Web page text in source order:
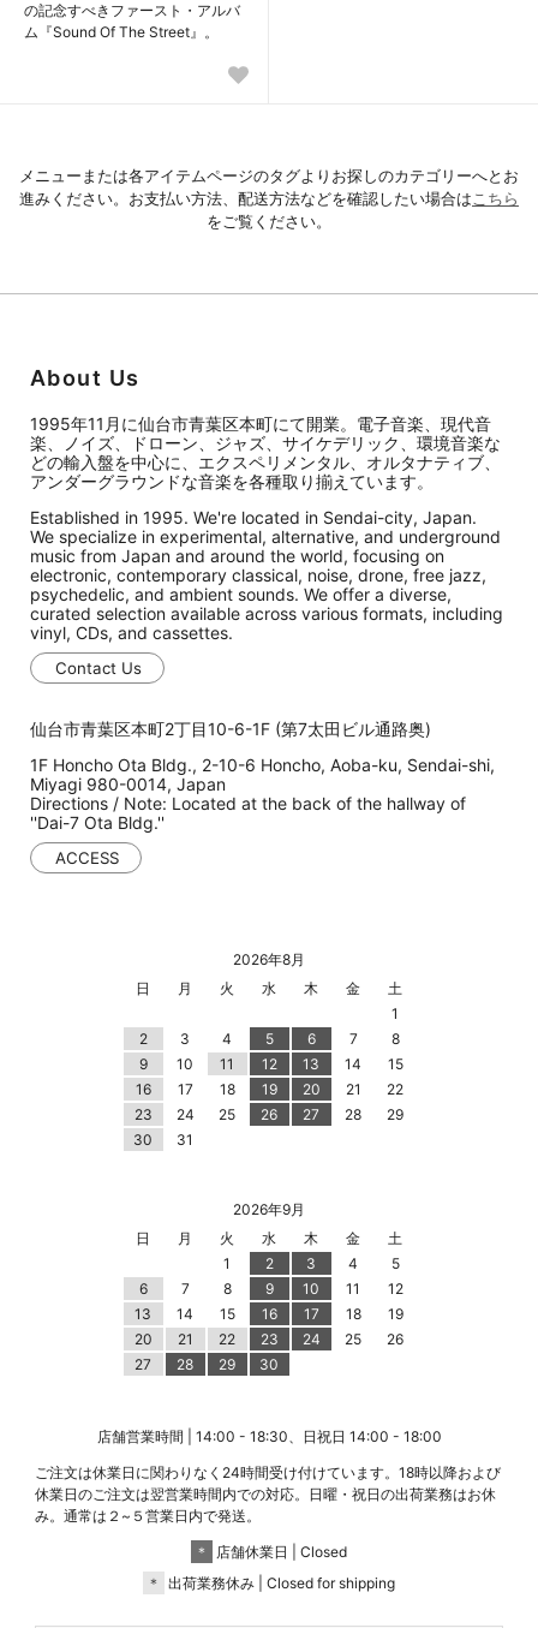
の記念すべきファースト・アルバ
ム『Sound Of The Street』。
メニューまたは各アイテムページのタグよりお探しのカテゴリーへとお
進みください。お支払い方法、配送方法などを確認したい場合は こちら
をご覧ください。
About Us
1995年11月に仙台市青葉区本町にて開業。電子音楽、現代音
楽、ノイズ、ドローン、ジャズ、サイケデリック、環境音楽な
どの輸入盤を中心に、エクスペリメンタル、オルタナティブ、
アンダーグラウンドな音楽を各種取り揃えています。
Established in 1995. We're located in Sendai-city, Japan.
We specialize in experimental, alternative, and underground
music from Japan and around the world, focusing on
electronic, contemporary classical, noise, drone, free jazz,
psychedelic, and ambient sounds. We offer a diverse,
curated selection available across various formats, including
vinyl, CDs, and cassettes.
Contact Us
仙台市青葉区本町2丁目10-6-1F (第7太田ビル通路奥)
1F Honcho Ota Bldg., 2-10-6 Honcho, Aoba-ku, Sendai-shi,
Miyagi 980-0014, Japan
Directions / Note: Located at the back of the hallway of
''Dai-7 Ota Bldg.''
ACCESS
2026年8月
日
月 火 水 木 金
土
1
2
3 4 5 6 7
8
9
10 11 12 13 14
15
16
17 18 19 20 21
22
23
24 25 26 27 28
29
30
31
2026年9月
日
月 火 水 木 金
土
1
2 3 4
5
6
7 8 9 10 11
12
13
14 15 16 17 18
19
20
21 22 23 24 25
26
27
28 29 30
店舗営業時間 | 14:00 - 18:30、日祝日 14:00 - 18:00
ご注文は休業日に関わりなく24時間受け付けています。18時以降および
休業日のご注文は翌営業時間内での対応。日曜・祝日の出荷業務はお休
み。通常は２~５営業日内で発送。
＊
店舗休業日 | Closed
＊
出荷業務休み | Closed for shipping